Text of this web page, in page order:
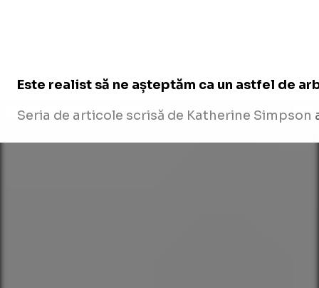
Este realist să ne așteptăm ca un astfel de
Seria de articole scrisă de Katherine